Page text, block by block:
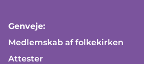
Genveje:
Medlemskab af folkekirken
Attester